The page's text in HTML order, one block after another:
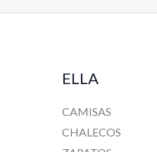
ELLA
CAMISAS
CHALECOS